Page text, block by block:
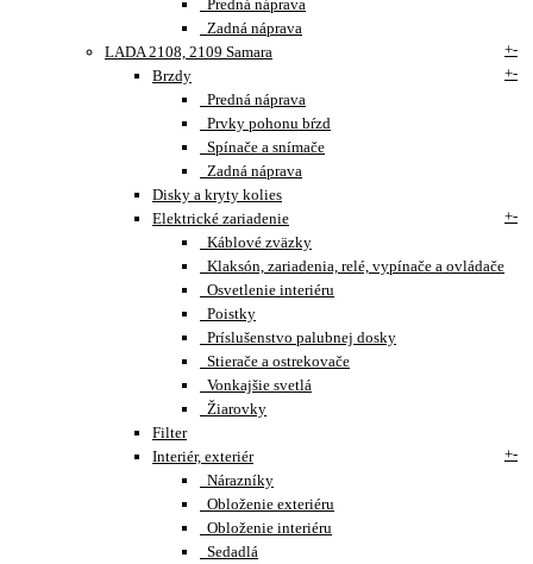
Predná náprava
Zadná náprava
LADA 2108, 2109 Samara
+-
Brzdy
+-
Predná náprava
Prvky pohonu bŕzd
Spínače a snímače
Zadná náprava
Disky a kryty kolies
Elektrické zariadenie
+-
Káblové zväzky
Klaksón, zariadenia, relé, vypínače a ovládače
Osvetlenie interiéru
Poistky
Príslušenstvo palubnej dosky
Stierače a ostrekovače
Vonkajšie svetlá
Žiarovky
Filter
Interiér, exteriér
+-
Nárazníky
Obloženie exteriéru
Obloženie interiéru
Sedadlá